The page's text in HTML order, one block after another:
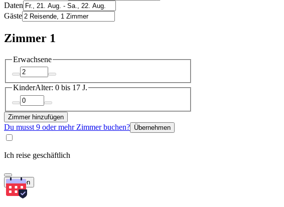
Daten
Gäste
Zimmer 1
Erwachsene
KinderAlter: 0 bis 17 J.
Zimmer hinzufügen
Du musst 9 oder mehr Zimmer buchen? Übernehmen
Ich reise geschäftlich
Suchen